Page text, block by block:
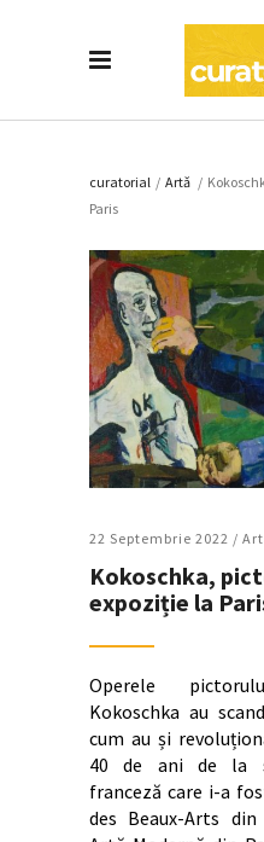
curatorial / Artǎ /
Paris
22 Septembrie 2022 /
Kokoschka,
expoziție la
Operele
Kokoschka au
cum au și
40 de ani de la
franceză care i-a
des Beaux-Arts